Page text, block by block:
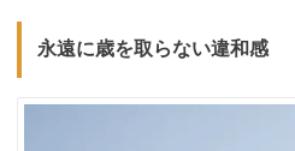
永遠に歳を取らない違和感